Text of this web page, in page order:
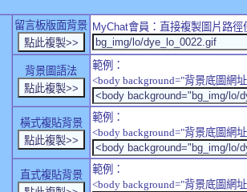
留言板版面背景 MyChat會員：直接複製圖片路
背景圖語法
範例：
<body background="背景底圖網
橫式複貼背景
範例：
<body background="背景底圖網
直式複貼背景
範例：
<body background="背景底圖網